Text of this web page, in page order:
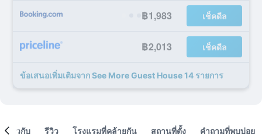
฿1,983 เช็คดีล
฿2,013 เช็คดีล
ข้อเสนอเพิ่มเติมจาก See More Guest House 14 รายการ
เกี่ยวกับ รีวิว โรงแรมที่คล้ายกัน สถานที่ตั้ง คำถามที่พบบ่อย